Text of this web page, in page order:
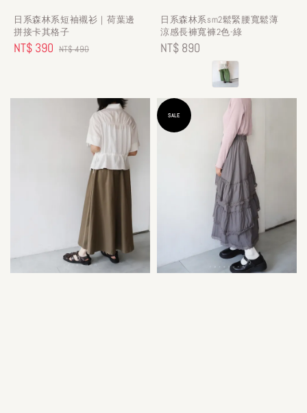
日系森林系短袖襯衫｜荷葉邊
拼接卡其格子
Sale
NT$ 390 Regular
NT$ 490
日系森林系sm2鬆緊腰寬鬆薄
涼感長褲寬褲2色-綠
Regular
NT$ 890
SALE